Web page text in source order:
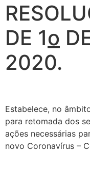
DE 1o
2020.
Estabelece, no
para retomada dos
ações necessárias
novo Coronavírus –